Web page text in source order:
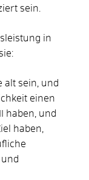
sein.
in
alt sein, und
einen
haben, und
haben,